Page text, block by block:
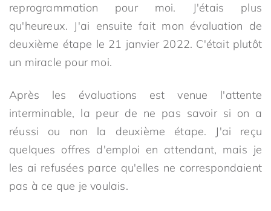
reprogrammation pour moi. J'étais plus
qu'heureux. J'ai ensuite fait mon évaluation de
deuxième étape le 21 janvier 2022. C'était plutôt
un miracle pour moi.
Après les évaluations est venue l'attente
interminable, la peur de ne pas savoir si on a
réussi ou non la deuxième étape. J'ai reçu
quelques offres d'emploi en attendant, mais je
les ai refusées parce qu'elles ne correspondaient
pas à ce que je voulais.